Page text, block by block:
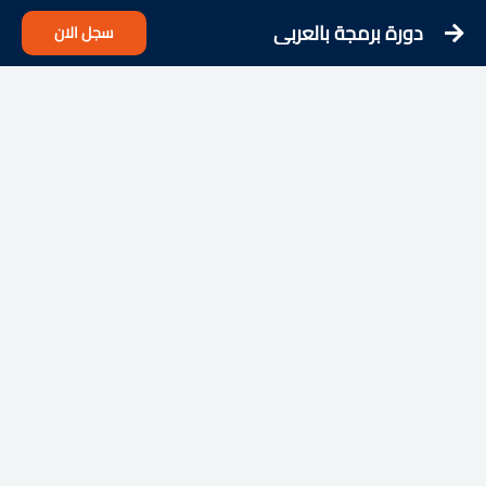
دورة برمجة بالعربي سجل الان